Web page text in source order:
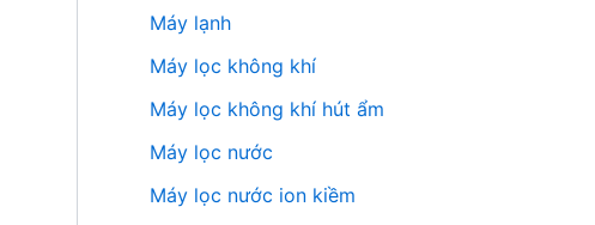
Máy lạnh
Máy lọc không khí
Máy lọc không khí hút ẩm
Máy lọc nước
Máy lọc nước ion kiềm